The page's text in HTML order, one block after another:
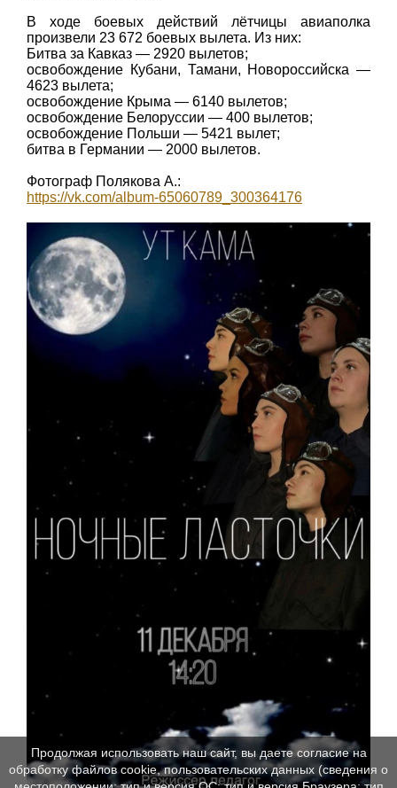
В ходе боевых действий лётчицы авиаполка
произвели 23 672 боевых вылета. Из них:
Битва за Кавказ — 2920 вылетов;
освобождение Кубани, Тамани, Новороссийска —
4623 вылета;
освобождение Крыма — 6140 вылетов;
освобождение Белоруссии — 400 вылетов;
освобождение Польши — 5421 вылет;
битва в Германии — 2000 вылетов.
Фотограф Полякова А.:
https://vk.com/album-65060789_300364176
Продолжая использовать наш сайт, вы даете согласие на
обработку файлов cookie, пользовательских данных (сведения о